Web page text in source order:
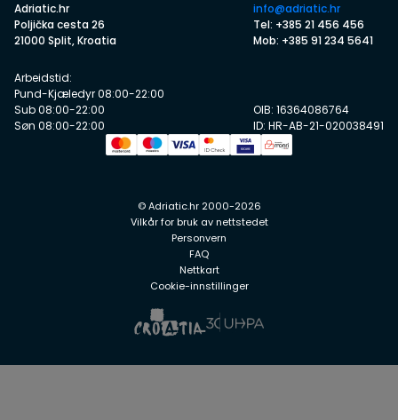
Adriatic.hr
Poljička cesta 26
21000 Split, Kroatia
info@adriatic.hr
Tel: +385 21 456 456
Mob: +385 91 234 5641
Arbeidstid:
Pund-Kjæledyr 08:00-22:00
Sub 08:00-22:00
Søn 08:00-22:00
OIB: 16364086764
ID: HR-AB-21-020038491
© Adriatic.hr 2000-2026
Vilkår for bruk av nettstedet
Personvern
FAQ
Nettkart
Cookie-innstillinger